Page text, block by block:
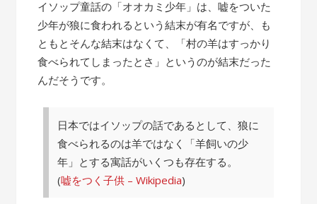
話”
イソップ童話の「オオカミ少年」は、嘘をついた
少年が狼に食われるという結末が有名ですが、も
ともとそんな結末はなくて、「村の羊はすっかり
食べられてしまったとさ」というのが結末だった
んだそうです。
日本ではイソップの話であるとして、狼に
食べられるのは羊ではなく「羊飼いの少
年」とする寓話がいくつも存在する。
(嘘をつく子供 – Wikipedia)